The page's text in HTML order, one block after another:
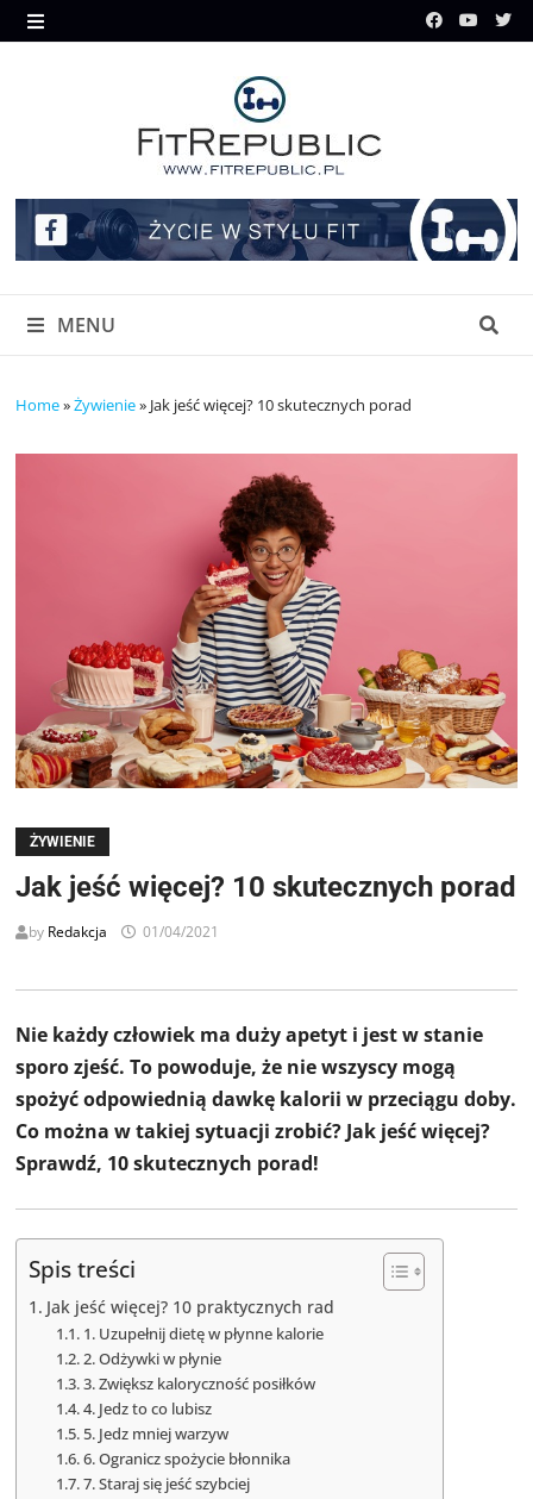
Skip
to
MENU
MENU
Home»Żywienie» Jak jeść więcej? 10 skutecznych porad
ŻYWIENIE
Jak jeść więcej? 10 skutecznych porad
by Redakcja 01/04/2021
Nie każdy człowiek ma duży apetyt i jest w stanie
sporo zjeść. To powoduje, że nie wszyscy mogą
spożyć odpowiednią dawkę kalorii w przeciągu doby.
Co można w takiej sytuacji zrobić? Jak jeść więcej?
Sprawdź, 10 skutecznych porad!
Spis treści
Jak jeść więcej? 10 praktycznych rad
1. Uzupełnij dietę w płynne kalorie
2. Odżywki w płynie
3. Zwiększ kaloryczność posiłków
4. Jedz to co lubisz
5. Jedz mniej warzyw
6. Ogranicz spożycie błonnika
7. Staraj się jeść szybciej